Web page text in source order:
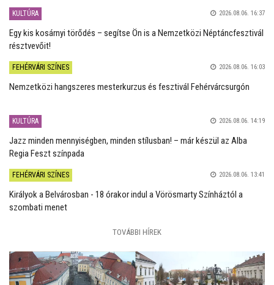
KULTÚRA 2026.08.06. 16:37
Egy kis kosárnyi törődés – segítse Ön is a Nemzetközi Néptáncfesztivál
résztvevőit!
FEHÉRVÁRI SZÍNES 2026.08.06. 16:03
Nemzetközi hangszeres mesterkurzus és fesztivál Fehérvárcsurgón
KULTÚRA 2026.08.06. 14:19
Jazz minden mennyiségben, minden stílusban! – már készül az Alba
Regia Feszt színpada
FEHÉRVÁRI SZÍNES 2026.08.06. 13:41
Királyok a Belvárosban - 18 órakor indul a Vörösmarty Színháztól a
szombati menet
TOVÁBBI HÍREK